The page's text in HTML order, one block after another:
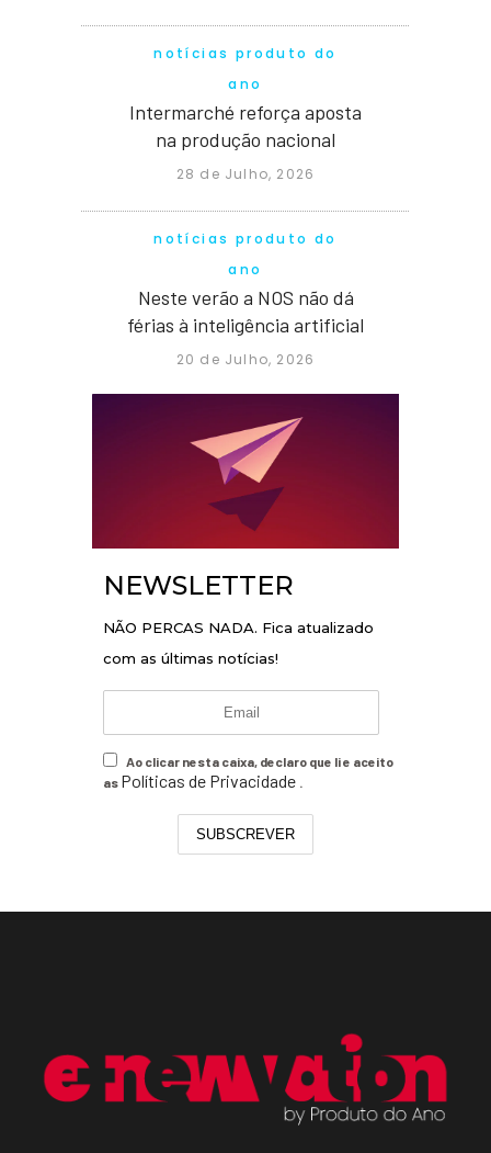
notícias produto do
ano
Intermarché reforça aposta
na produção nacional
28 de Julho, 2026
notícias produto do
ano
Neste verão a NOS não dá
férias à inteligência artificial
20 de Julho, 2026
NEWSLETTER
NÃO PERCAS NADA. Fica atualizado
com as últimas notícias!
Ao clicar nesta caixa, declaro que li e aceito
as Políticas de Privacidade
SUBSCREVER